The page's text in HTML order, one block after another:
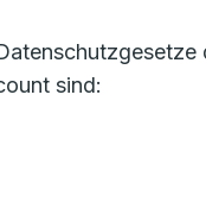
sind: